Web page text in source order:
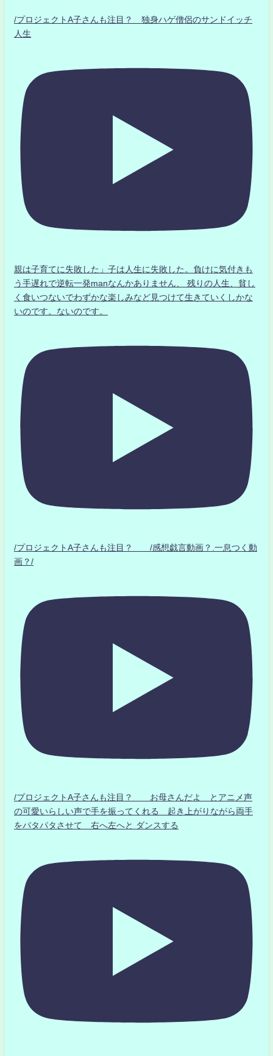
/プロジェクトA子さんも注目？ 独身ハゲ僧侶のサンドイッチ
人生
親は子育てに失敗した」子は人生に失敗した。負けに気付きも
う手遅れで逆転一発manなんかありません、 残りの人生、貧し
く食いつないでわずかな楽しみなど見つけて生きていくしかな
いのです。ないのです。
/プロジェクトA子さんも注目？ /感想戯言動画？.一息つく動
画？/
/プロジェクトA子さんも注目？ お母さんだよ とアニメ声
の可愛いらしい声で手を振ってくれる 起き上がりながら両手
をパタパタさせて 右へ左へと ダンスする